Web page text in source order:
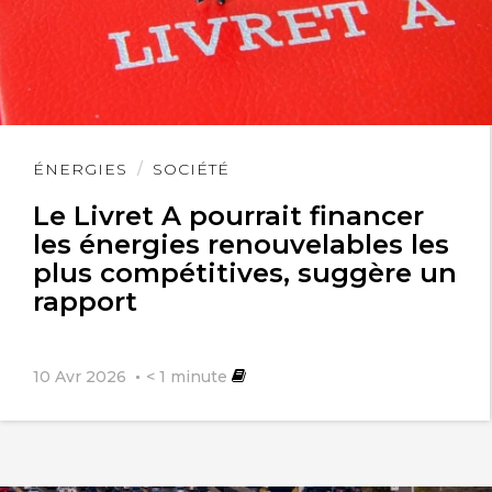
ÉNERGIES SOCIÉTÉ
Le Livret A pourrait financer
les énergies renouvelables les
plus compétitives, suggère un
rapport
10 Avr 2026 < 1 minute
Lire